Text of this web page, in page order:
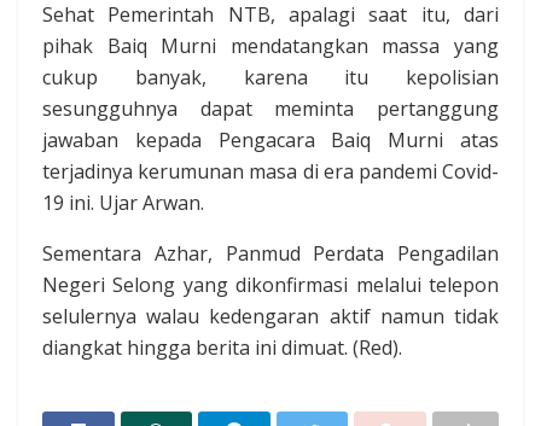
Sehat Pemerintah NTB, apalagi saat itu, dari
pihak Baiq Murni mendatangkan massa yang
cukup banyak, karena itu kepolisian
sesungguhnya dapat meminta pertanggung
jawaban kepada Pengacara Baiq Murni atas
terjadinya kerumunan masa di era pandemi Covid-
19 ini. Ujar Arwan.
Sementara Azhar, Panmud Perdata Pengadilan
Negeri Selong yang dikonfirmasi melalui telepon
selulernya walau kedengaran aktif namun tidak
diangkat hingga berita ini dimuat. (Red).